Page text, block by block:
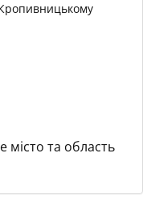
місто та область